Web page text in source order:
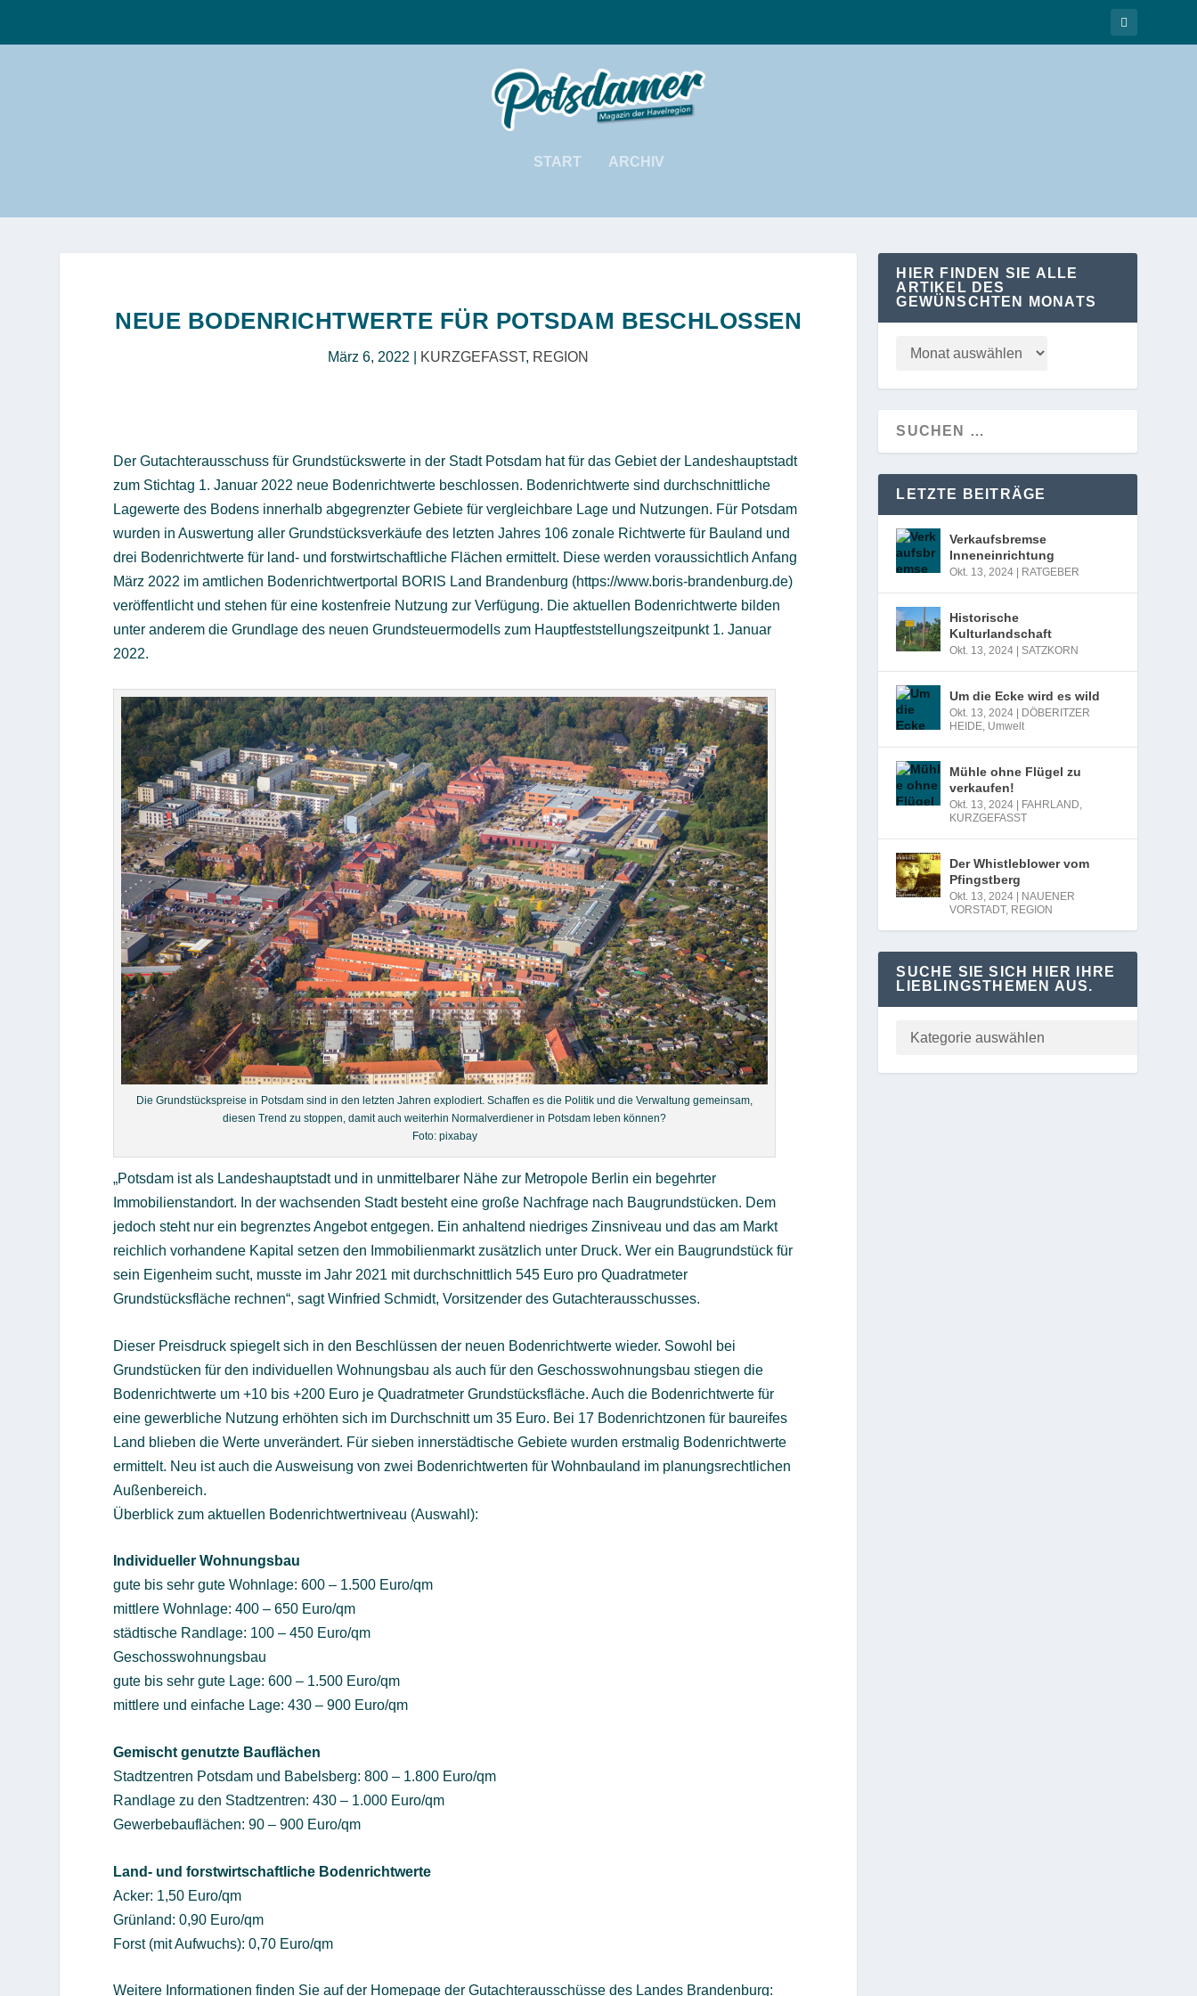
START ARCHIV
NEUE BODENRICHTWERTE FÜR POTSDAM BESCHLOSSEN
März 6, 2022 KURZGEFASST, REGION
Der Gutachterausschuss für Grundstückswerte in der Stadt Potsdam hat für das Gebiet der Landeshauptstadt
zum Stichtag 1. Januar 2022 neue Bodenrichtwerte beschlossen. Bodenrichtwerte sind durchschnittliche
Lagewerte des Bodens innerhalb abgegrenzter Gebiete für vergleichbare Lage und Nutzungen. Für Potsdam
wurden in Auswertung aller Grundstücksverkäufe des letzten Jahres 106 zonale Richtwerte für Bauland und
drei Bodenrichtwerte für land- und forstwirtschaftliche Flächen ermittelt. Diese werden voraussichtlich Anfang
März 2022 im amtlichen Bodenrichtwertportal BORIS Land Brandenburg (https://www.boris-brandenburg.de)
veröffentlicht und stehen für eine kostenfreie Nutzung zur Verfügung. Die aktuellen Bodenrichtwerte bilden
unter anderem die Grundlage des neuen Grundsteuermodells zum Hauptfeststellungszeitpunkt 1. Januar
2022.
Die Grundstückspreise in Potsdam sind in den letzten Jahren explodiert. Schaffen es die Politik und die Verwaltung gemeinsam,
diesen Trend zu stoppen, damit auch weiterhin Normalverdiener in Potsdam leben können?
Foto: pixabay
„Potsdam ist als Landeshauptstadt und in unmittelbarer Nähe zur Metropole Berlin ein begehrter
Immobilienstandort. In der wachsenden Stadt besteht eine große Nachfrage nach Baugrundstücken. Dem
jedoch steht nur ein begrenztes Angebot entgegen. Ein anhaltend niedriges Zinsniveau und das am Markt
reichlich vorhandene Kapital setzen den Immobilienmarkt zusätzlich unter Druck. Wer ein Baugrundstück für
sein Eigenheim sucht, musste im Jahr 2021 mit durchschnittlich 545 Euro pro Quadratmeter
Grundstücksfläche rechnen“, sagt Winfried Schmidt, Vorsitzender des Gutachterausschusses.
Dieser Preisdruck spiegelt sich in den Beschlüssen der neuen Bodenrichtwerte wieder. Sowohl bei
Grundstücken für den individuellen Wohnungsbau als auch für den Geschosswohnungsbau stiegen die
Bodenrichtwerte um +10 bis +200 Euro je Quadratmeter Grundstücksfläche. Auch die Bodenrichtwerte für
eine gewerbliche Nutzung erhöhten sich im Durchschnitt um 35 Euro. Bei 17 Bodenrichtzonen für baureifes
Land blieben die Werte unverändert. Für sieben innerstädtische Gebiete wurden erstmalig Bodenrichtwerte
ermittelt. Neu ist auch die Ausweisung von zwei Bodenrichtwerten für Wohnbauland im planungsrechtlichen
Außenbereich.
Überblick zum aktuellen Bodenrichtwertniveau (Auswahl):
Individueller Wohnungsbau
gute bis sehr gute Wohnlage: 600 – 1.500 Euro/qm
mittlere Wohnlage: 400 – 650 Euro/qm
städtische Randlage: 100 – 450 Euro/qm
Geschosswohnungsbau
gute bis sehr gute Lage: 600 – 1.500 Euro/qm
mittlere und einfache Lage: 430 – 900 Euro/qm
Gemischt genutzte Bauflächen
Stadtzentren Potsdam und Babelsberg: 800 – 1.800 Euro/qm
Randlage zu den Stadtzentren: 430 – 1.000 Euro/qm
Gewerbebauflächen: 90 – 900 Euro/qm
Land- und forstwirtschaftliche Bodenrichtwerte
Acker: 1,50 Euro/qm
Grünland: 0,90 Euro/qm
Forst (mit Aufwuchs): 0,70 Euro/qm
Weitere Informationen finden Sie auf der Homepage der Gutachterausschüsse des Landes Brandenburg:
HIER FINDEN SIE ALLE
ARTIKEL DES
GEWÜNSCHTEN MONATS
LETZTE BEITRÄGE
Verkaufsbremse
Inneneinrichtung
Okt. 13, 2024 RATGEBER
Historische
Kulturlandschaft
Okt. 13, 2024 |SATZKORN
Um die Ecke wird es wild
Okt. 13, 2024
DÖBERITZER
HEIDE, Umwelt
Mühle ohne Flügel zu
verkaufen!
Okt. 13, 2024 FAHRLAND,
KURZGEFASST
Der Whistleblower vom
Pfingstberg
Okt. 13, 2024
NAUENER
VORSTADT, REGION
SUCHE SIE SICH HIER IHRE
LIEBLINGSTHEMEN AUS.